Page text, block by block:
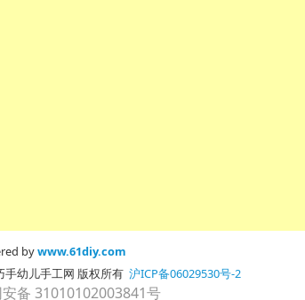
bywww.61diy.com
幼儿手工网 版权所有 沪ICP备06029530号-2
备 31010102003841号